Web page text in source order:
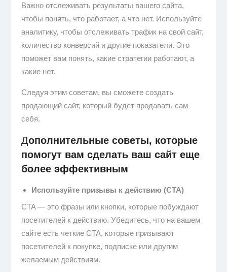
Важно отслеживать результаты вашего сайта,
чтобы понять, что работает, а что нет. Используйте
аналитику, чтобы отслеживать трафик на свой сайт,
количество конверсий и другие показатели. Это
поможет вам понять, какие стратегии работают, а
какие нет.
Следуя этим советам, вы сможете создать
продающий сайт, который будет продавать сам
себя.
Дополнительные советы, которые
помогут вам сделать ваш сайт еще
более эффективным
Используйте призывы к действию (CTA)
CTA — это фразы или кнопки, которые побуждают
посетителей к действию. Убедитесь, что на вашем
сайте есть четкие CTA, которые призывают
посетителей к покупке, подписке или другим
желаемым действиям.